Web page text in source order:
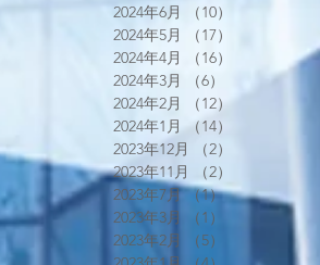
2024年6月
（10）
2024年5月
（17）
2024年4月
（16）
16件の記事
2024年3月
（6）
6件の記事
2024年2月
（12）
2024年1月
（14）
2023年12月
（2）
2023年11月
（2）
2023年7月 （1）1件の記事
2023年3月
（1）
2023年2月
（5）